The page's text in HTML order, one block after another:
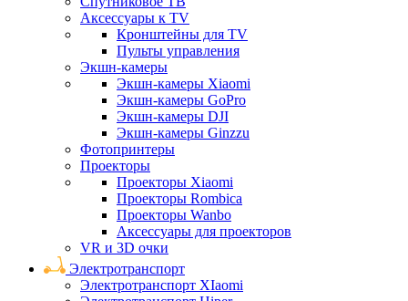
Аксессуары к TV
Кронштейны для TV
Пульты управления
Экшн-камеры
Экшн-камеры Xiaomi
Экшн-камеры GoPro
Экшн-камеры DJI
Экшн-камеры Ginzzu
Фотопринтеры
Проекторы
Проекторы Xiaomi
Проекторы Rombica
Проекторы Wanbo
Аксессуары для проекторов
VR и 3D очки
Электротранспорт
Электротранспорт XIaomi